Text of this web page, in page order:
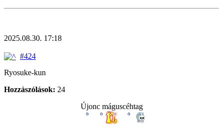
2025.08.30. 17:18
#424
Ryosuke-kun
Hozzászólások: 24
Újonc máguscéhtag